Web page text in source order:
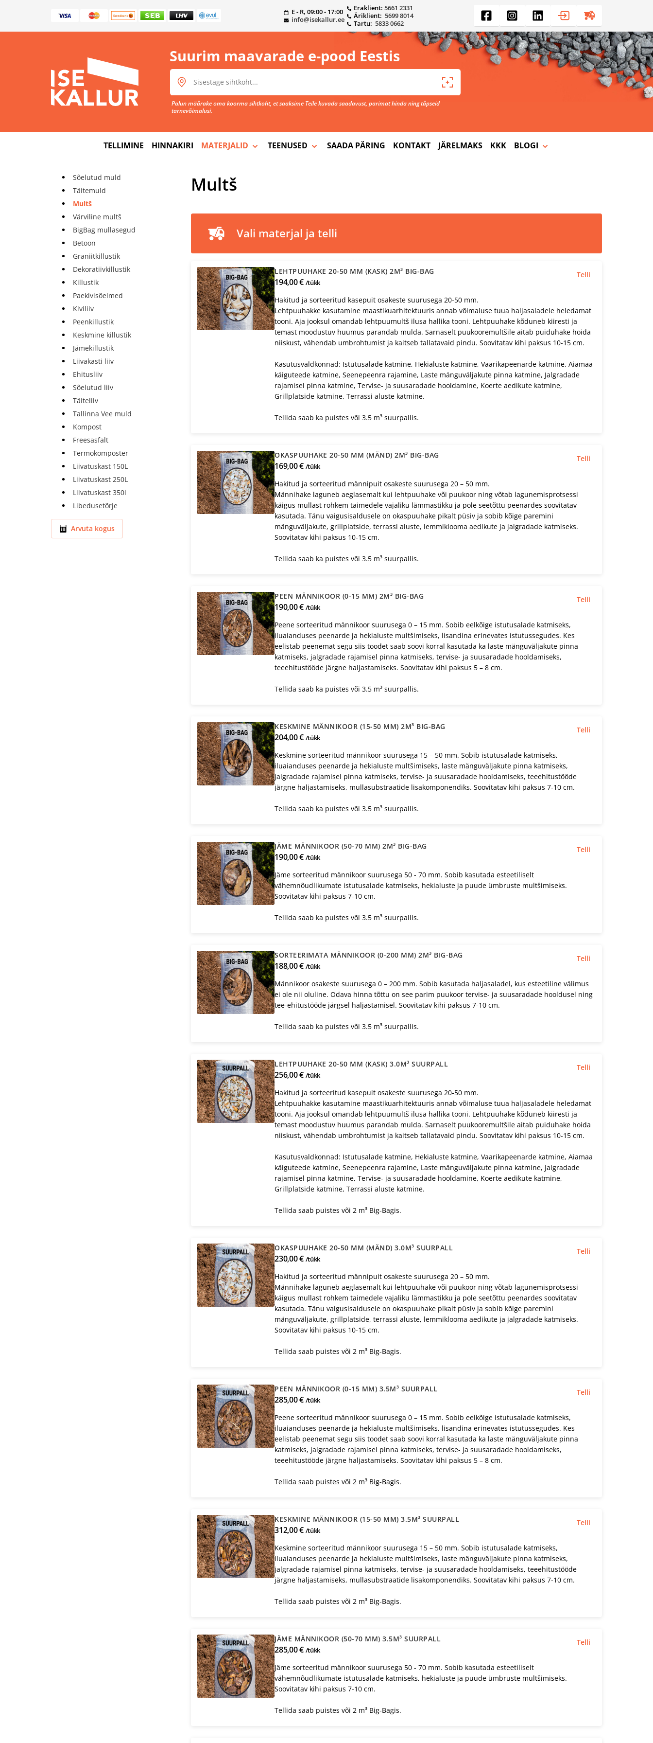
E - R, 09:00 - 17:00
info@isekallur.ee
Eraklient: 5661 2331
Äriklient: 5699 8014
Tartu: 5833 0662
Suurim maavarade e-pood Eestis
Palun määrake oma koorma sihtkoht, et saaksime Teile kuvada saadavust, parimat hinda ning täpseid
tarnevõimalusi.
TELLIMINE HINNAKIRI MATERJALID TEENUSED SAADA PÄRING KONTAKT JÄRELMAKS KKK BLOGI
Sõelutud muld
Täitemuld
Multš
Värviline multš
BigBag mullasegud
Betoon
Graniitkillustik
Dekoratiivkillustik
Killustik
Paekivisõelmed
Kiviliiv
Peenkillustik
Keskmine killustik
Jämekillustik
Liivakasti liiv
Ehitusliiv
Sõelutud liiv
Täiteliiv
Tallinna Vee muld
Kompost
Freesasfalt
Termokomposter
Liivatuskast 150L
Liivatuskast 250L
Liivatuskast 350l
Libedusetõrje
Arvuta kogus
Multš
Vali materjal ja telli
LEHTPUUHAKE 20-50 MM (KASK) 2M³ BIG-BAG
194,00 € /tükk
Telli
Hakitud ja sorteeritud kasepuit osakeste suurusega 20-50 mm.
Lehtpuuhakke kasutamine maastikuarhitektuuris annab võimaluse tuua haljasaladele heledamat
tooni. Aja jooksul omandab lehtpuumultš ilusa hallika tooni. Lehtpuuhake kõduneb kiiresti ja
temast moodustuv huumus parandab mulda. Sarnaselt puukooremultšile aitab puiduhake hoida
niiskust, vähendab umbrohtumist ja kaitseb tallatavaid pindu. Soovitatav kihi paksus 10-15 cm.
Kasutusvaldkonnad: Istutusalade katmine, Hekialuste katmine, Vaarikapeenarde katmine, Aiamaa
käiguteede katmine, Seenepeenra rajamine, Laste mänguväljakute pinna katmine, Jalgradade
rajamisel pinna katmine, Tervise- ja suusaradade hooldamine, Koerte aedikute katmine,
Grillplatside katmine, Terrassi aluste katmine.
Tellida saab ka puistes või 3.5 m³ suurpallis.
OKASPUUHAKE 20-50 MM (MÄND) 2M³ BIG-BAG
169,00 € /tükk
Telli
Hakitud ja sorteeritud männipuit osakeste suurusega 20 – 50 mm.
Männihake laguneb aeglasemalt kui lehtpuuhake või puukoor ning võtab lagunemisprotsessi
käigus mullast rohkem taimedele vajaliku lämmastikku ja pole seetõttu peenardes soovitatav
kasutada. Tänu vaigusisaldusele on okaspuuhake pikalt püsiv ja sobib kõige paremini
mänguväljakute, grillplatside, terrassi aluste, lemmiklooma aedikute ja jalgradade katmiseks.
Soovitatav kihi paksus 10-15 cm.
Tellida saab ka puistes või 3.5 m³ suurpallis.
PEEN MÄNNIKOOR (0-15 MM) 2M³ BIG-BAG
190,00 € /tükk
Telli
Peene sorteeritud männikoor suurusega 0 – 15 mm. Sobib eelkõige istutusalade katmiseks,
iluaianduses peenarde ja hekialuste multšimiseks, lisandina erinevates istutussegudes. Kes
eelistab peenemat segu siis toodet saab soovi korral kasutada ka laste mänguväljakute pinna
katmiseks, jalgradade rajamisel pinna katmiseks, tervise- ja suusaradade hooldamiseks,
teeehitustööde järgne haljastamiseks. Soovitatav kihi paksus 5 – 8 cm.
Tellida saab ka puistes või 3.5 m³ suurpallis.
KESKMINE MÄNNIKOOR (15-50 MM) 2M³ BIG-BAG
204,00 € /tükk
Telli
Keskmine sorteeritud männikoor suurusega 15 – 50 mm. Sobib istutusalade katmiseks,
iluaianduses peenarde ja hekialuste multšimiseks, laste mänguväljakute pinna katmiseks,
jalgradade rajamisel pinna katmiseks, tervise- ja suusaradade hooldamiseks, teeehitustööde
järgne haljastamiseks, mullasubstraatide lisakomponendiks. Soovitatav kihi paksus 7-10 cm.
Tellida saab ka puistes või 3.5 m³ suurpallis.
JÄME MÄNNIKOOR (50-70 MM) 2M³ BIG-BAG
190,00 € /tükk
Telli
Jäme sorteeritud männikoor suurusega 50 - 70 mm. Sobib kasutada esteetiliselt
vähemnõudlikumate istutusalade katmiseks, hekialuste ja puude ümbruste multšimiseks.
Soovitatav kihi paksus 7-10 cm.
Tellida saab ka puistes või 3.5 m³ suurpallis.
SORTEERIMATA MÄNNIKOOR (0-200 MM) 2M³ BIG-BAG
188,00 € /tükk
Telli
Männikoor osakeste suurusega 0 – 200 mm. Sobib kasutada haljasaladel, kus esteetiline välimus
ei ole nii oluline. Odava hinna tõttu on see parim puukoor tervise- ja suusaradade hooldusel ning
tee-ehitustööde järgsel haljastamisel. Soovitatav kihi paksus 7-10 cm.
Tellida saab ka puistes või 3.5 m³ suurpallis.
LEHTPUUHAKE 20-50 MM (KASK) 3.0M³ SUURPALL
256,00 € /tükk
Telli
Hakitud ja sorteeritud kasepuit osakeste suurusega 20-50 mm.
Lehtpuuhakke kasutamine maastikuarhitektuuris annab võimaluse tuua haljasaladele heledamat
tooni. Aja jooksul omandab lehtpuumultš ilusa hallika tooni. Lehtpuuhake kõduneb kiiresti ja
temast moodustuv huumus parandab mulda. Sarnaselt puukooremultšile aitab puiduhake hoida
niiskust, vähendab umbrohtumist ja kaitseb tallatavaid pindu. Soovitatav kihi paksus 10-15 cm.
Kasutusvaldkonnad: Istutusalade katmine, Hekialuste katmine, Vaarikapeenarde katmine, Aiamaa
käiguteede katmine, Seenepeenra rajamine, Laste mänguväljakute pinna katmine, Jalgradade
rajamisel pinna katmine, Tervise- ja suusaradade hooldamine, Koerte aedikute katmine,
Grillplatside katmine, Terrassi aluste katmine.
Tellida saab puistes või 2 m³ Big-Bagis.
OKASPUUHAKE 20-50 MM (MÄND) 3.0M³ SUURPALL
230,00 € /tükk
Telli
Hakitud ja sorteeritud männipuit osakeste suurusega 20 – 50 mm.
Männihake laguneb aeglasemalt kui lehtpuuhake või puukoor ning võtab lagunemisprotsessi
käigus mullast rohkem taimedele vajaliku lämmastikku ja pole seetõttu peenardes soovitatav
kasutada. Tänu vaigusisaldusele on okaspuuhake pikalt püsiv ja sobib kõige paremini
mänguväljakute, grillplatside, terrassi aluste, lemmiklooma aedikute ja jalgradade katmiseks.
Soovitatav kihi paksus 10-15 cm.
Tellida saab puistes või 2 m³ Big-Bagis.
PEEN MÄNNIKOOR (0-15 MM) 3.5M³ SUURPALL
285,00 € /tükk
Telli
Peene sorteeritud männikoor suurusega 0 – 15 mm. Sobib eelkõige istutusalade katmiseks,
iluaianduses peenarde ja hekialuste multšimiseks, lisandina erinevates istutussegudes. Kes
eelistab peenemat segu siis toodet saab soovi korral kasutada ka laste mänguväljakute pinna
katmiseks, jalgradade rajamisel pinna katmiseks, tervise- ja suusaradade hooldamiseks,
teeehitustööde järgne haljastamiseks. Soovitatav kihi paksus 5 – 8 cm.
Tellida saab puistes või 2 m³ Big-Bagis.
KESKMINE MÄNNIKOOR (15-50 MM) 3.5M³ SUURPALL
312,00 € /tükk
Telli
Keskmine sorteeritud männikoor suurusega 15 – 50 mm. Sobib istutusalade katmiseks,
iluaianduses peenarde ja hekialuste multšimiseks, laste mänguväljakute pinna katmiseks,
jalgradade rajamisel pinna katmiseks, tervise- ja suusaradade hooldamiseks, teeehitustööde
järgne haljastamiseks, mullasubstraatide lisakomponendiks. Soovitatav kihi paksus 7-10 cm.
Tellida saab puistes või 2 m³ Big-Bagis.
JÄME MÄNNIKOOR (50-70 MM) 3.5M³ SUURPALL
285,00 € /tükk
Telli
Jäme sorteeritud männikoor suurusega 50 - 70 mm. Sobib kasutada esteetiliselt
vähemnõudlikumate istutusalade katmiseks, hekialuste ja puude ümbruste multšimiseks.
Soovitatav kihi paksus 7-10 cm.
Tellida saab puistes või 2 m³ Big-Bagis.